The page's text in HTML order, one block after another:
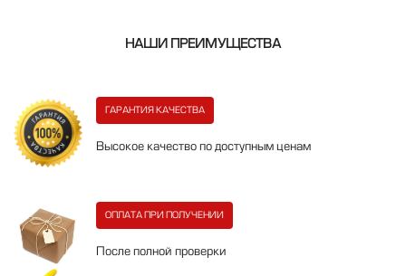
НАШИ ПРЕИМУЩЕСТВА
ГАРАНТИЯ КАЧЕСТВА
Высокое качество по доступным ценам
ОПЛАТА ПРИ ПОЛУЧЕНИИ
После полной проверки